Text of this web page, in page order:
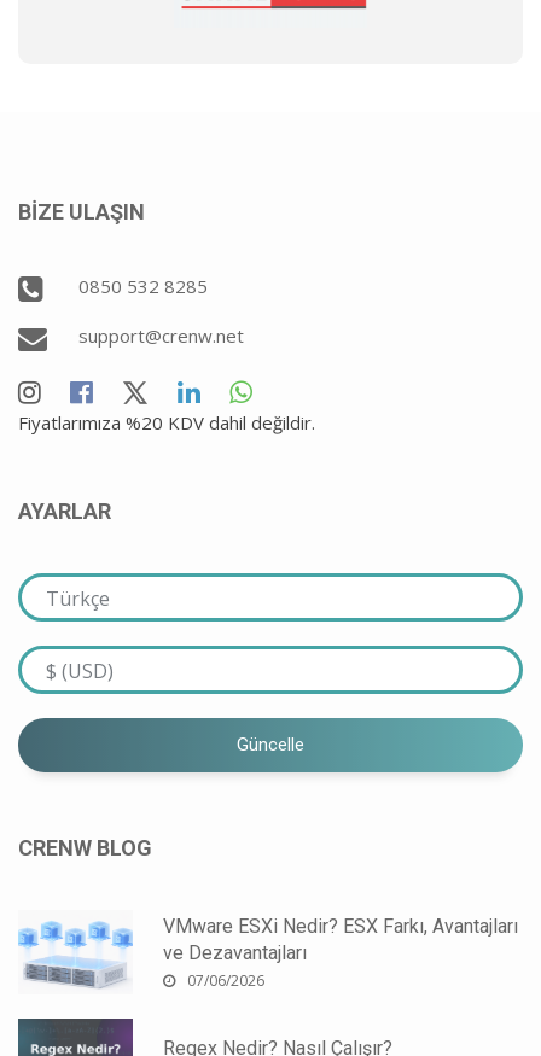
BİZE ULAŞIN
0850 532 8285
support@crenw.net
Fiyatlarımıza %20 KDV dahil değildir.
AYARLAR
Güncelle
CRENW BLOG
VMware ESXi Nedir? ESX Farkı, Avantajları
ve Dezavantajları
07/06/2026
Regex Nedir? Nasıl Çalışır?